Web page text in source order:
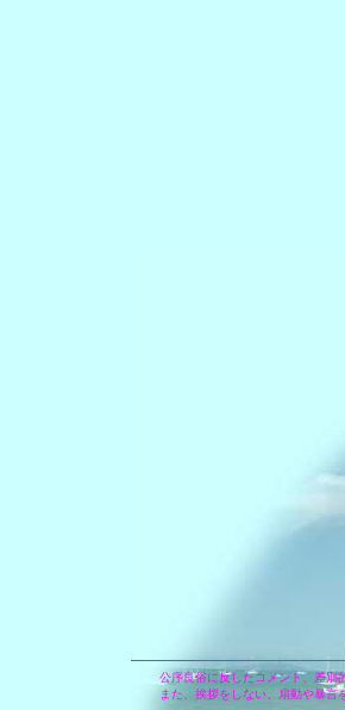
公序良俗に反したコメント、差別
また、挨拶をしない、扇動や暴